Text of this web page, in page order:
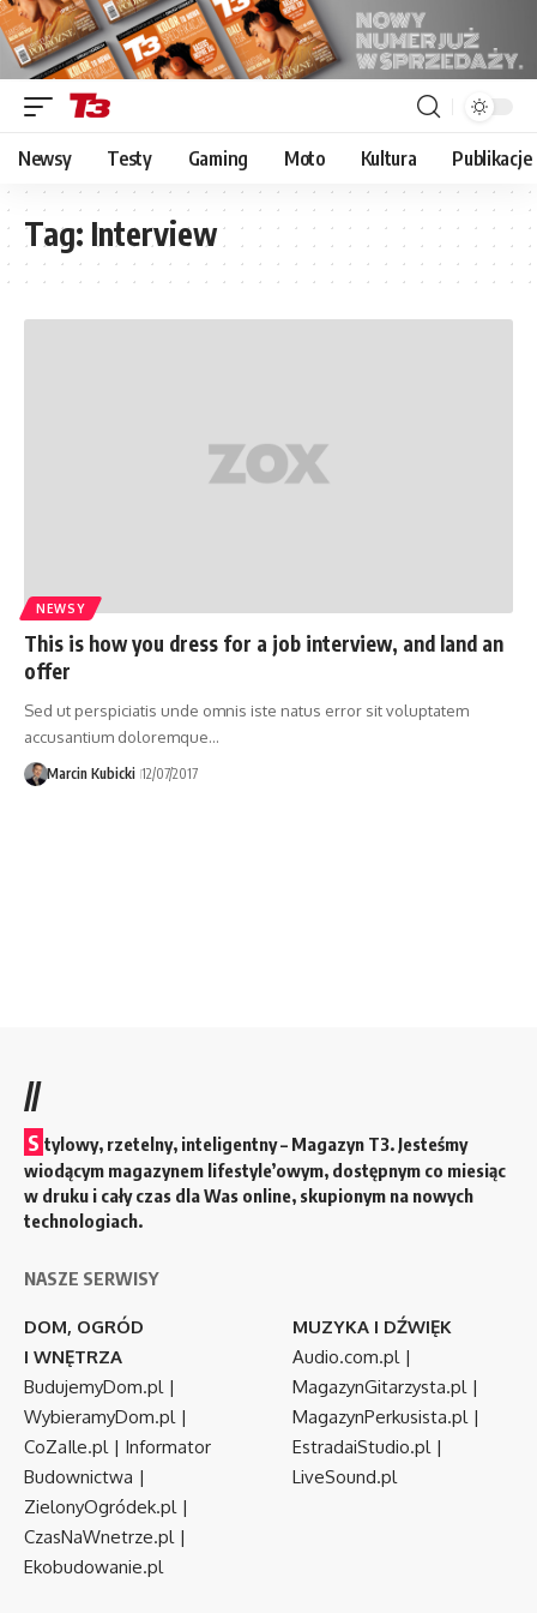
Newsy Testy Gaming Moto Kultura Publikacje
Tag: Interview
NEWSY
This is how you dress for a job interview, and land an
offer
Sed ut perspiciatis unde omnis iste natus error sit voluptatem
accusantium doloremque…
Marcin Kubicki 12/07/2017
//
S tylowy, rzetelny, inteligentny – Magazyn T3. Jesteśmy
wiodącym magazynem lifestyle’owym, dostępnym co miesiąc
w druku i cały czas dla Was online, skupionym na nowych
technologiach.
NASZE SERWISY
DOM, OGRÓD
I WNĘTRZA
BudujemyDom.pl|
WybieramyDom.pl|
CoZaIle.pl| Informator
Budownictwa |
ZielonyOgródek.pl|
CzasNaWnetrze.pl|
Ekobudowanie.pl
MUZYKA I DŹWIĘK
Audio.com.pl|
MagazynGitarzysta.pl|
MagazynPerkusista.pl|
EstradaiStudio.pl|
LiveSound.pl